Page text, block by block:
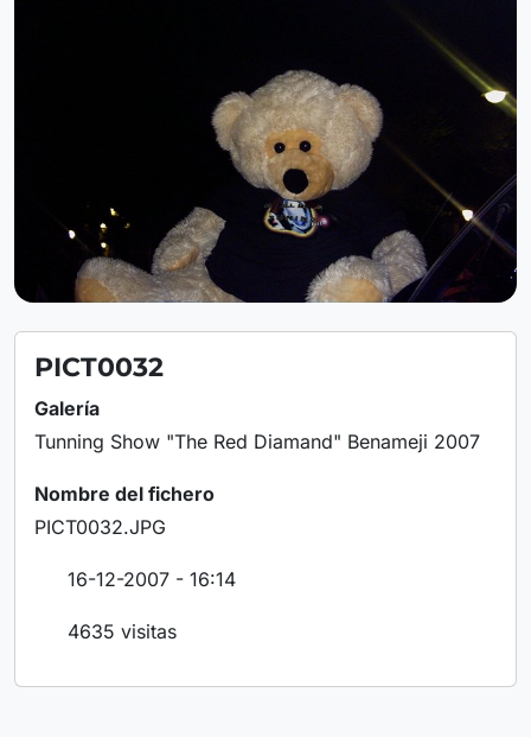
PICT0032
Galería
Tunning Show "The Red Diamand" Benameji 2007
Nombre del fichero
PICT0032.JPG
16-12-2007 - 16:14
4635 visitas